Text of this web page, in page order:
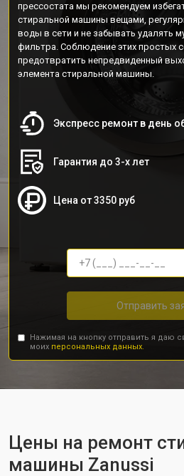
прессостата мы рекомендуем
стиральной машины вещами,
воды в сети и не забывать удалять
фильтра. Соблюдение этих простых
предотвратить непредвиденный
элемента стиральной машины.
Экспресс ремонт в день
Гарантия до 3-х лет
Цена от 3350 руб
Отправить
Нажимая на кнопку отправить я даю
моих персональных данных.
Цены на ремонт
машины Zanussi